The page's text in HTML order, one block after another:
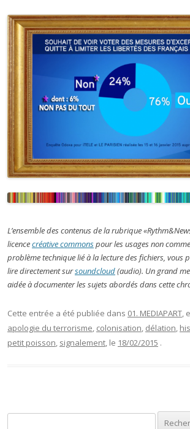
L’ensemble des contenus de la rubrique
licencecréative commonspour les usages non
problème technique lié à la lecture des fichiers, vous
lire directement sursoundcloud(audio). Un grand
aidée à documenter les sujets abordés dans cette
Cette entrée a été publiée dans 01. MEDIAPART,
apologie du terrorisme, colonisation, délation,
petit poisson, signalement, le 18/02/2015 .